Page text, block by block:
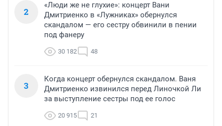
2
«Люди же не глухие»: концерт Вани
Дмитриенко в «Лужниках» обернулся
скандалом — его сестру обвинили в пении
под фанеру
30 182 48
3
Когда концерт обернулся скандалом. Ваня
Дмитриенко извинился перед Линочкой Ли
за выступление сестры под ее голос
20 915 21